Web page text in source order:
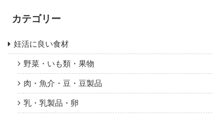
カテゴリー
妊活に良い食材
野菜・いも類・果物
肉・魚介・豆・豆製品
乳・乳製品・卵